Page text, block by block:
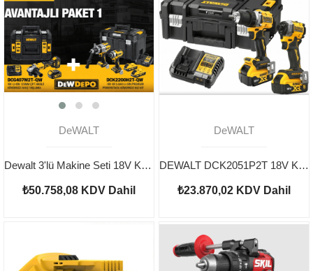
DeWALT
Dewalt 3'lü Makine Seti 18V Kömürsüz 2x4 Ah + 2x5 Ah Akü
₺50.758,08 KDV Dahil
DeWALT
DEWALT DCK2051P2T 18V Kömürsüz Makine Seti
₺23.870,02 KDV Dahil